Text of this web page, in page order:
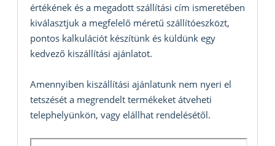
értékének és a megadott szállítási cím ismeretében
kiválasztjuk a megfelelő méretű szállítóeszközt,
pontos kalkulációt készítünk és küldünk egy
kedvező kiszállítási ajánlatot.
Amennyiben kiszállítási ajánlatunk nem nyeri el
tetszését a megrendelt termékeket átveheti
telephelyünkön, vagy elállhat rendelésétől.